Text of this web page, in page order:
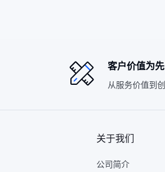
客户价值为先
从服务价值到
关于我们
公司简介